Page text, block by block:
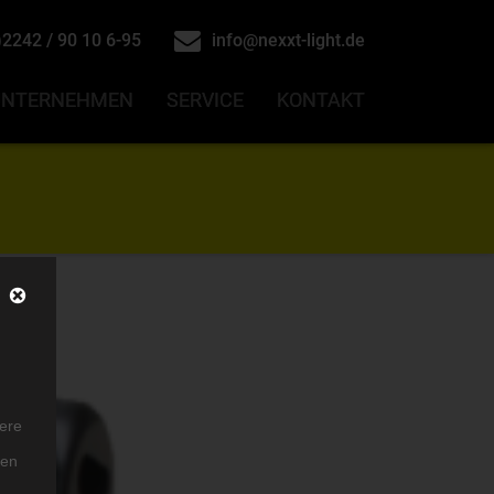
SERVICE KONTAKT
SERVICE KONTAKT
/ 90 10 6-95 info@nexxt-light.de